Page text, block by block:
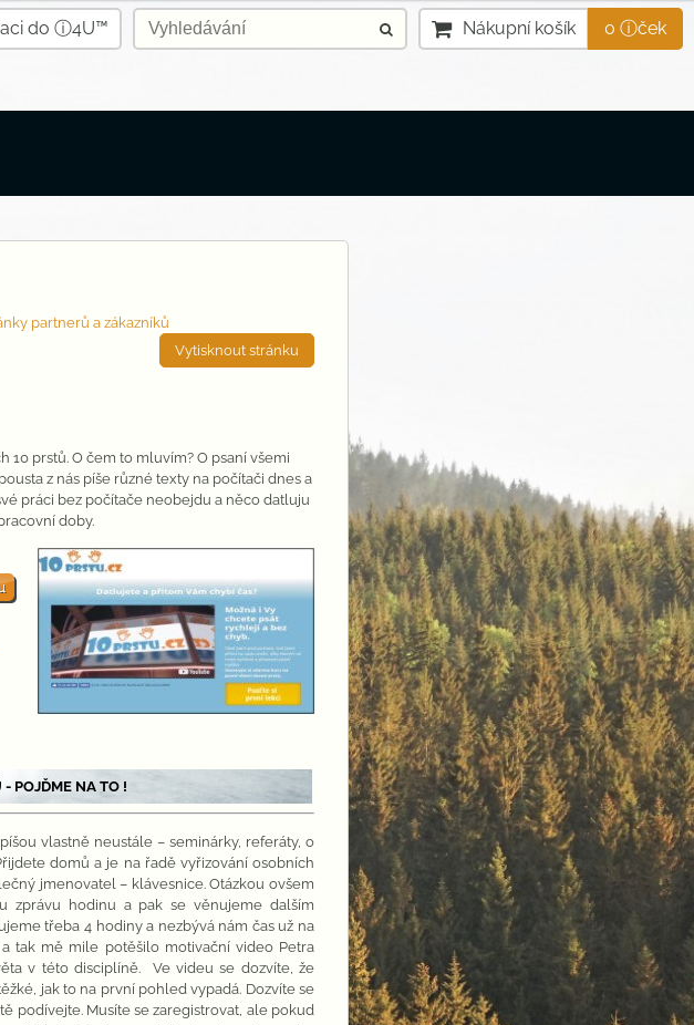
do ⓘ4U™ Nákupní košík 0 ⓘček
partnerů a zákazníků
Vytisknout stránku
10 prstů. O čem to mluvím? O psaní všemi
z nás píše různé texty na počítači dnes a
práci bez počítače neobejdu a něco datluju
doby.
POJĎME NA TO !
vlastně neustále – seminárky, referáty, o
domů a je na řadě vyřizování osobních
jmenovatel – klávesnice. Otázkou ovšem
zprávu hodinu a pak se věnujeme dalším
třeba 4 hodiny a nezbývá nám čas už na
tak mě mile potěšilo motivační video Petra
v této disciplíně. Ve videu se dozvíte, že
jak to na první pohled vypadá. Dozvíte se
podívejte. Musíte se zaregistrovat, ale pokud